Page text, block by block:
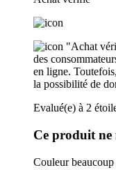
"Achat
des
en ligne.
la possibilité de
Evalué(e) à 2
Ce produit ne
Couleur